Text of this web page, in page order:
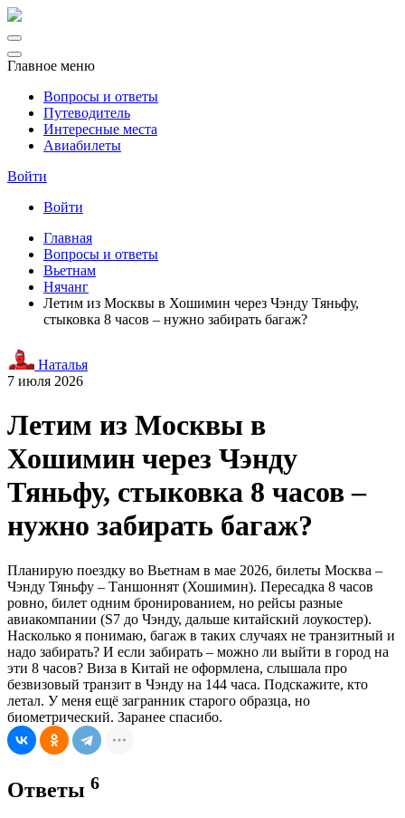
Главное меню
Вопросы и ответы
Путеводитель
Интересные места
Авиабилеты
Войти
Войти
Главная
Вопросы и ответы
Вьетнам
Нячанг
Летим из Москвы в Хошимин через Чэнду Тяньфу,
стыковка 8 часов – нужно забирать багаж?
Наталья
7 июля 2026
Летим из Москвы в
Хошимин через Чэнду
Тяньфу, стыковка 8 часов –
нужно забирать багаж?
Планирую поездку во Вьетнам в мае 2026, билеты Москва –
Чэнду Тяньфу – Таншоннят (Хошимин). Пересадка 8 часов
ровно, билет одним бронированием, но рейсы разные
авиакомпании (S7 до Чэнду, дальше китайский лоукостер).
Насколько я понимаю, багаж в таких случаях не транзитный и
надо забирать? И если забирать – можно ли выйти в город на
эти 8 часов? Виза в Китай не оформлена, слышала про
безвизовый транзит в Чэнду на 144 часа. Подскажите, кто
летал. У меня ещё загранник старого образца, но
биометрический. Заранее спасибо.
Ответы 6